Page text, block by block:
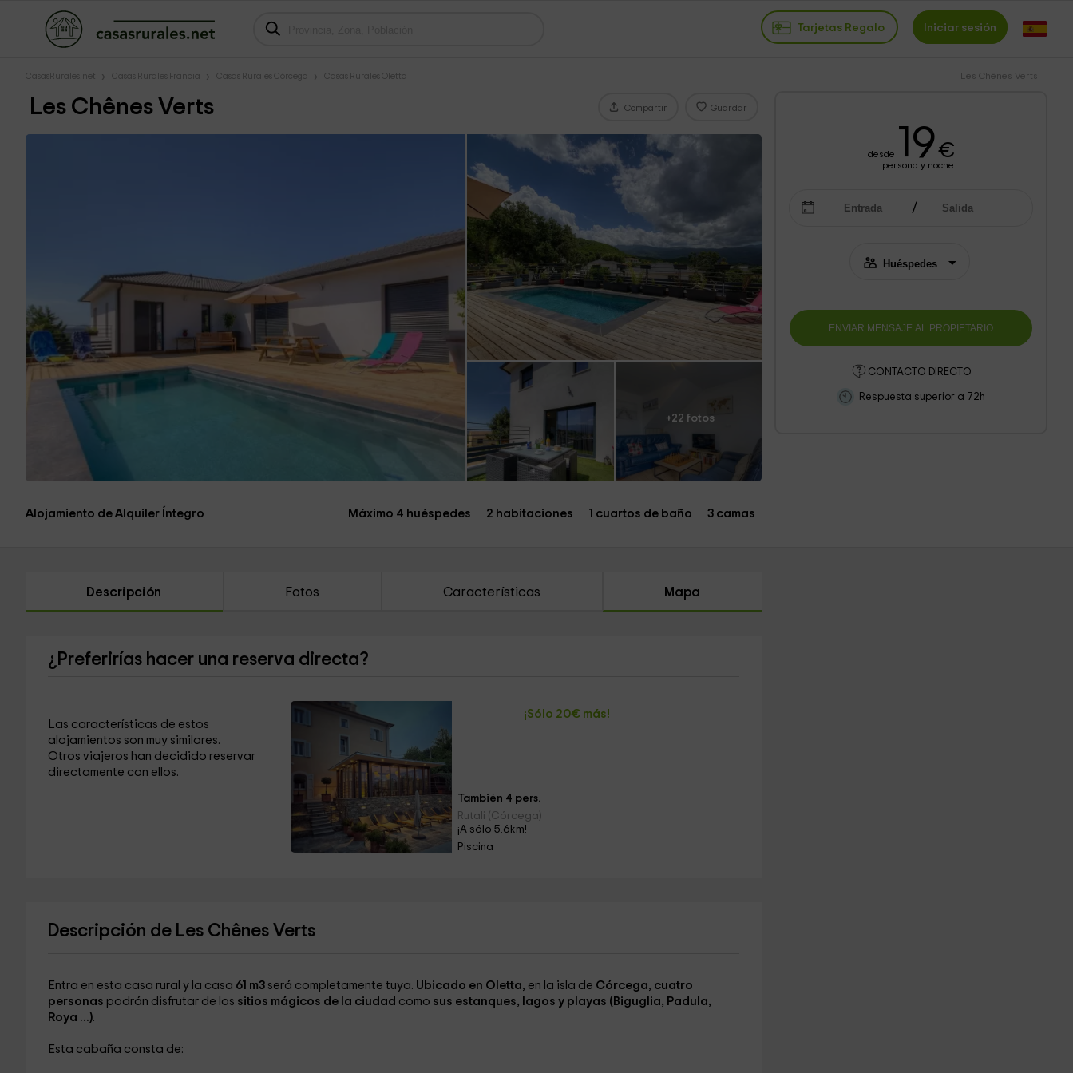
Tarjetas Regalo Iniciar sesión
CasasRurales.net Casas Rurales Francia Casas Rurales Córcega Casas Rurales Oletta Les Chênes Verts
Les Chênes Verts Compartir Guardar
+22 fotos
desde 19€
persona y noche
CONTACTO DIRECTO
Respuesta superior a 72h
Alojamiento de Alquiler Íntegro Máximo 4 huéspedes 2 habitaciones 1 cuartos de baño 3 camas
Descripción Fotos Características Mapa
¿Preferirías hacer una reserva directa?
Las características de estos
alojamientos son muy similares.
Otros viajeros han decidido reservar
directamente con ellos.
¡Sólo 20€ más!
También 4 pers.
Rutali (Córcega)
¡A sólo 5.6km!
Piscina
Descripción de Les Chênes Verts
Entra en esta casa rural y la casa 61 m3 será completamente tuya. Ubicado en Oletta, en la isla de Córcega, cuatro
personas podrán disfrutar de los sitios mágicos de la ciudad como sus estanques, lagos y playas (Biguglia, Padula,
Roya ...).
Esta cabaña consta de: